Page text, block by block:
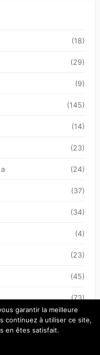
(18)
(29)
(9)
(145)
(14)
(23)
(24)
(37)
(34)
(4)
(23)
(45)
(73)
(66)
garantir la meilleure
continuez à utiliser ce site,
en êtes satisfait.